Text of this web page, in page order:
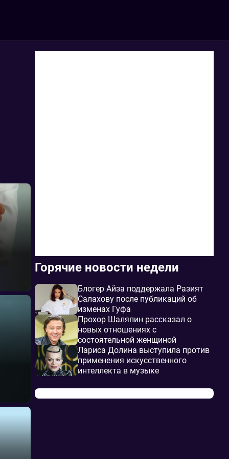
Горячие новости недели
Блогер Айза поддержала Разият
Салахову после публикаций об
изменах Гуфа
Прохор Шаляпин рассказал о
новых отношениях с
состоятельной женщиной
Лариса Долина выступила против
применения искусственного
интеллекта в музыке